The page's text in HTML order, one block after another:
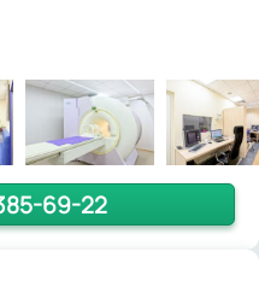
69-22